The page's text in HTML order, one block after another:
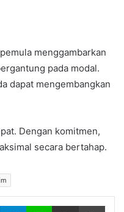
menggambarkan
pada modal.
dapat mengembangkan
Dengan komitmen,
secara bertahap.
WhatsApp Telegram Line Share via Email